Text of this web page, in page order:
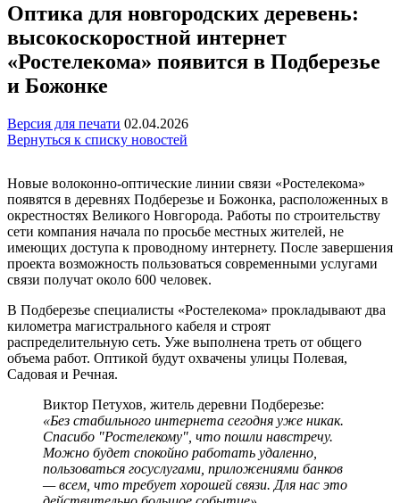
Оптика для новгородских деревень:
высокоскоростной интернет
«Ростелекома» появится в Подберезье
и Божонке
Версия для печати 02.04.2026
Вернуться к списку новостей
Новые волоконно-оптические линии связи «Ростелекома»
появятся в деревнях Подберезье и Божонка, расположенных в
окрестностях Великого Новгорода. Работы по строительству
сети компания начала по просьбе местных жителей, не
имеющих доступа к проводному интернету. После завершения
проекта возможность пользоваться современными услугами
связи получат около 600 человек.
В Подберезье специалисты «Ростелекома» прокладывают два
километра магистрального кабеля и строят
распределительную сеть. Уже выполнена треть от общего
объема работ. Оптикой будут охвачены улицы Полевая,
Садовая и Речная.
Виктор Петухов, житель деревни Подберезье:
«Без стабильного интернета сегодня уже никак.
Спасибо "Ростелекому", что пошли навстречу.
Можно будет спокойно работать удаленно,
пользоваться госуслугами, приложениями банков
— всем, что требует хорошей связи. Для нас это